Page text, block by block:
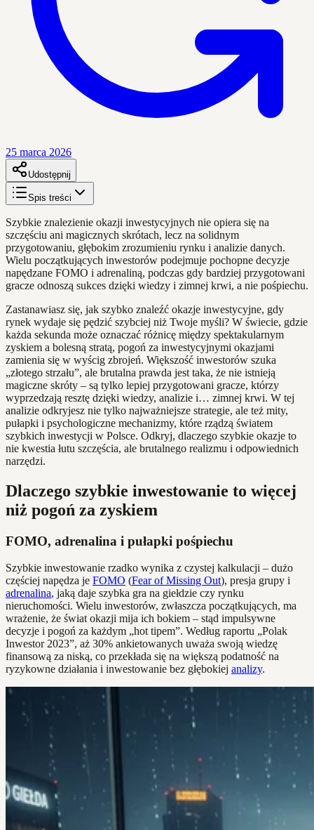
25 marca 2026
Udostępnij
Spis treści
Szybkie znalezienie okazji inwestycyjnych nie opiera się na
szczęściu ani magicznych skrótach, lecz na solidnym
przygotowaniu, głębokim zrozumieniu rynku i analizie danych.
Wielu początkujących inwestorów podejmuje pochopne decyzje
napędzane FOMO i adrenaliną, podczas gdy bardziej przygotowani
gracze odnoszą sukces dzięki wiedzy i zimnej krwi, a nie pośpiechu.
Zastanawiasz się, jak szybko znaleźć okazje inwestycyjne, gdy
rynek wydaje się pędzić szybciej niż Twoje myśli? W świecie, gdzie
każda sekunda może oznaczać różnicę między spektakularnym
zyskiem a bolesną stratą, pogoń za inwestycyjnymi okazjami
zamienia się w wyścig zbrojeń. Większość inwestorów szuka
„złotego strzału”, ale brutalna prawda jest taka, że nie istnieją
magiczne skróty – są tylko lepiej przygotowani gracze, którzy
wyprzedzają resztę dzięki wiedzy, analizie i… zimnej krwi. W tej
analizie odkryjesz nie tylko najważniejsze strategie, ale też mity,
pułapki i psychologiczne mechanizmy, które rządzą światem
szybkich inwestycji w Polsce. Odkryj, dlaczego szybkie okazje to
nie kwestia łutu szczęścia, ale brutalnego realizmu i odpowiednich
narzędzi.
Dlaczego szybkie inwestowanie to więcej
niż pogoń za zyskiem
FOMO, adrenalina i pułapki pośpiechu
Szybkie inwestowanie rzadko wynika z czystej kalkulacji – dużo
częściej napędza je FOMO (Fear of Missing Out), presja grupy i
adrenalina, jaką daje szybka gra na giełdzie czy rynku
nieruchomości. Wielu inwestorów, zwłaszcza początkujących, ma
wrażenie, że świat okazji mija ich bokiem – stąd impulsywne
decyzje i pogoń za każdym „hot tipem”. Według raportu „Polak
Inwestor 2023”, aż 30% ankietowanych uważa swoją wiedzę
finansową za niską, co przekłada się na większą podatność na
ryzykowne działania i inwestowanie bez głębokiej analizy.